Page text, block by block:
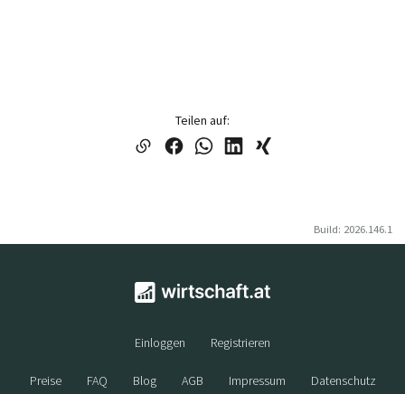
Teilen auf:
Build: 2026.146.1
Einloggen Registrieren
Preise FAQ Blog AGB Impressum Datenschutz